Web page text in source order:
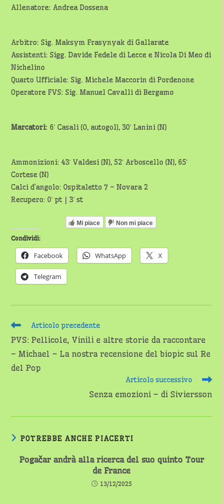
Allenatore: Andrea Dossena
Arbitro: Sig. Maksym Frasynyak di Gallarate
Assistenti: Sigg. Davide Fedele di Lecce e Nicola Di Meo di
Nichelino
Quarto Ufficiale: Sig. Michele Maccorin di Pordenone
Operatore FVS: Sig. Manuel Cavalli di Bergamo
Marcatori:6′ Casali (O, autogol), 30′ Lanini (N)
Ammonizioni: 43′ Valdesi (N), 52′ Arboscello (N), 65′
Cortese (N)
Calci d’angolo: Ospitaletto 7 – Novara 2
Recupero: 0′ pt | 3′ st
Mi piace Non mi piace
Condividi:
Facebook WhatsApp X
Telegram
Leggi
articoli
Articolo precedente
PVS: Pellicole, Vinili e altre storie da raccontare
– Michael – La nostra recensione del biopic sul Re
del Pop
Articolo successivo
Senza emozioni – di Siviersson
POTREBBE ANCHE PIACERTI
Pogačar andrà alla ricerca del suo quinto Tour
de France
13/12/2025